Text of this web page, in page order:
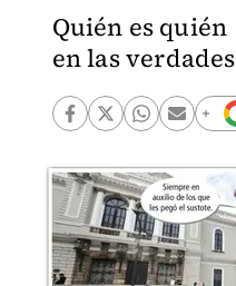
Quién es quién
en las verdades